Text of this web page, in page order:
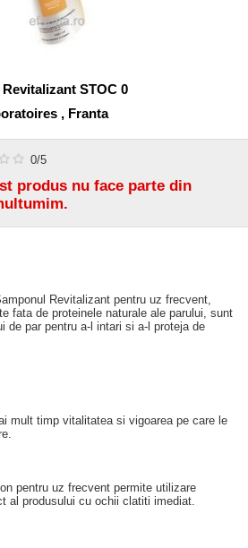
STOC 0
, Franta
0/5
produs nu face parte din
Revitalizant pentru uz frecvent,
fata de proteinele naturale ale parului, sunt
de par pentru a-l intari si a-l proteja de
mult timp vitalitatea si vigoarea pe care le
pentru uz frecvent permite utilizare
al produsului cu ochii clatiti imediat.